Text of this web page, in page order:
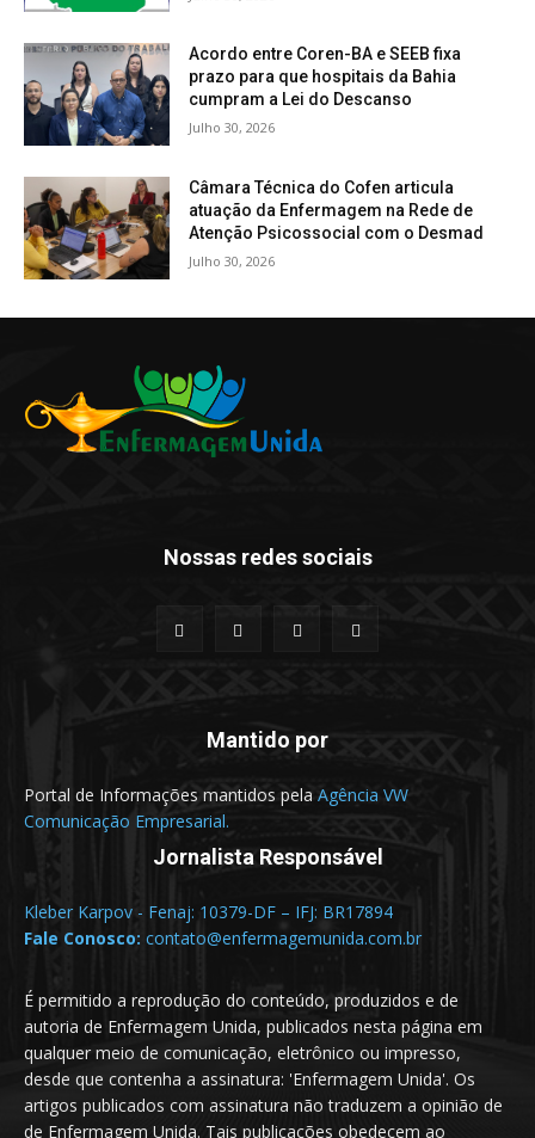
Acordo entre Coren-BA e SEEB fixa
prazo para que hospitais da Bahia
cumpram a Lei do Descanso
Julho 30, 2026
Câmara Técnica do Cofen articula
atuação da Enfermagem na Rede de
Atenção Psicossocial com o Desmad
Julho 30, 2026
Nossas redes sociais
Mantido por
Portal de Informações mantidos pela Agência VW
Comunicação Empresarial.
Jornalista Responsável
Kleber Karpov - Fenaj: 10379-DF – IFJ: BR17894
Fale Conosco: contato@enfermagemunida.com.br
É permitido a reprodução do conteúdo, produzidos e de
autoria de Enfermagem Unida, publicados nesta página em
qualquer meio de comunicação, eletrônico ou impresso,
desde que contenha a assinatura: 'Enfermagem Unida'. Os
artigos publicados com assinatura não traduzem a opinião de
de Enfermagem Unida. Tais publicações obedecem ao